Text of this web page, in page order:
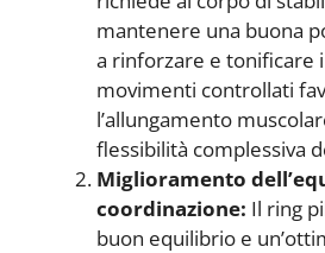
mantenere una buona
a rinforzare e tonificare
movimenti controllati
l’allungamento
flessibilità complessiva
Miglioramento
coordinazione: Il ring
buon equilibrio e